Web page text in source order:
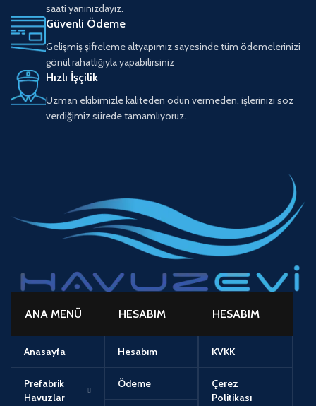
saati yanınızdayız.
Güvenli Ödeme
Gelişmiş şifreleme altyapımız sayesinde tüm ödemelerinizi
gönül rahatlığıyla yapabilirsiniz
Hızlı İşçilik
Uzman ekibimizle kaliteden ödün vermeden, işlerinizi söz
verdiğimiz sürede tamamlıyoruz.
ANA MENÜ
Anasayfa
Prefabrik
Havuzlar
HESABIM
Hesabım
Ödeme
HESABIM
KVKK
Çerez
Politikası